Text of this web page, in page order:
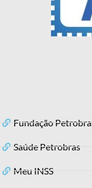
Fundação
Saúde Petrobras
Meu INSS